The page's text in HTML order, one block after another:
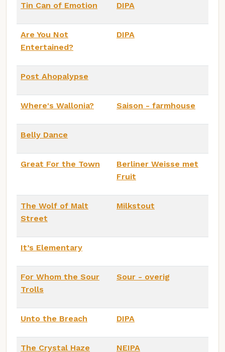
Tin Can of Emotion DIPA
Are You Not
Entertained?
DIPA
Post Ahopalypse
Where's Wallonia? Saison - farmhouse
Belly Dance
Great For the Town
Berliner Weisse met
Fruit
The Wolf of Malt
Street
Milkstout
It’s Elementary
For Whom the Sour
Trolls
Sour - overig
Unto the Breach DIPA
The Crystal Haze NEIPA